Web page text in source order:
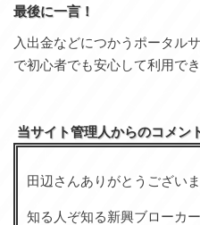
最後に一言！
入出金などにつかうポータル
で初心者でも安心して利用で
当サイト管理人からのコメン
田辺さんありがとうございま
知る人ぞ知る新興ブローカ